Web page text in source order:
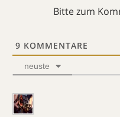
Bitte zum
9 KOMMENTARE
neuste